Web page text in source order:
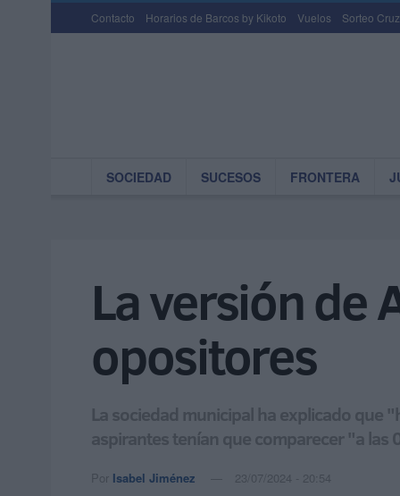
Contacto Horarios de Barcos by Kikoto Vuelos Sorteo
SOCIEDAD SUCESOS FRONTERA
La versión de
opositores
La sociedad municipal ha explicado que
aspirantes tenían que comparecer "a las
Por Isabel Jiménez 23/07/2024 - 20:54